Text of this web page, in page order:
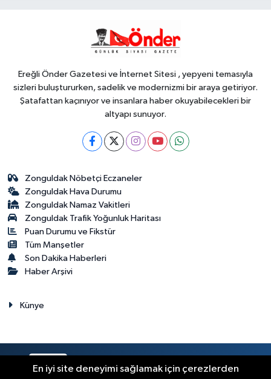
10:15
Nürnberg'in resmi sponsoru oldu
Ereğli Önder Gazetesi ve İnternet Sitesi , yepyeni temasıyla
sizleri buluştururken, sadelik ve modernizmi bir araya getiriyor.
Şatafattan kaçınıyor ve insanlara haber okuyabilecekleri bir
altyapı sunuyor.
Zonguldak Nöbetçi Eczaneler
Zonguldak Hava Durumu
Zonguldak Namaz Vakitleri
Zonguldak Trafik Yoğunluk Haritası
Puan Durumu ve Fikstür
Tüm Manşetler
Son Dakika Haberleri
Haber Arşivi
Künye
RSS Copyright © 2023. Her hakkı saklıdır.
En iyi site deneyimi sağlamak için çerezlerden